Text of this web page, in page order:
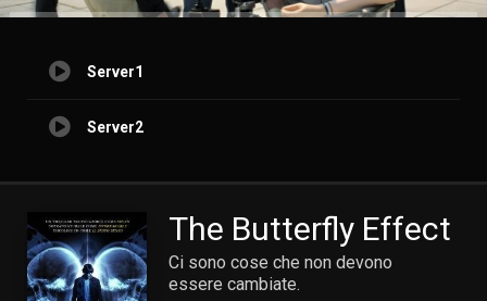
Server1
Server2
The Butterfly Effect
Ci sono cose che non devono
essere cambiate.